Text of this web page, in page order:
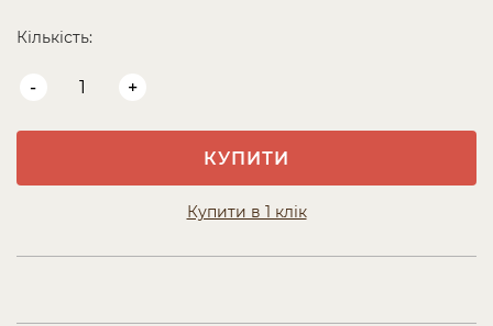
Кількість:
- +
КУПИТИ
Купити в 1 клік